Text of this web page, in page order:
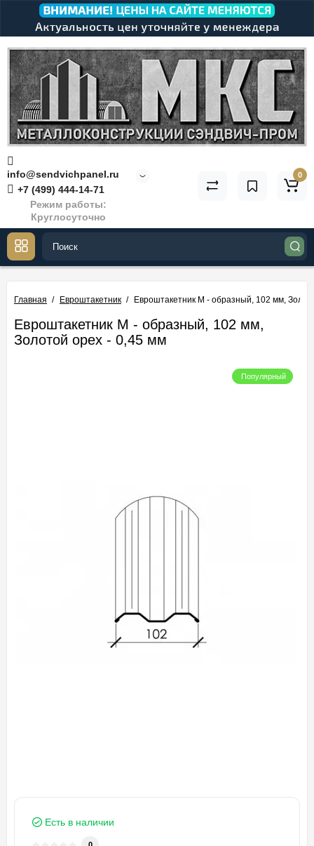
info@sendvichpanel.ru
+7 (499) 444-14-71
Режим работы:
Круглосуточно
0
Главная Евроштакетник Евроштакетник М - образный, 102 мм,
Евроштакетник М - образный, 102 мм,
Золотой орех - 0,45 мм
Популярный
Есть в наличии